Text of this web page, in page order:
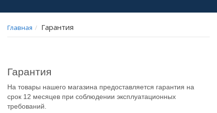
Главная Гарантия
Гарантия
На товары нашего магазина предоставляется гарантия на
срок 12 месяцев при соблюдении эксплуатационных
требований.